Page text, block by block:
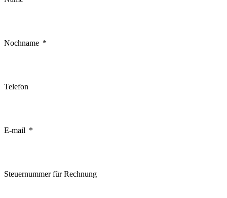
Nochname
Telefon
E-mail
Steuernummer für Rechnung